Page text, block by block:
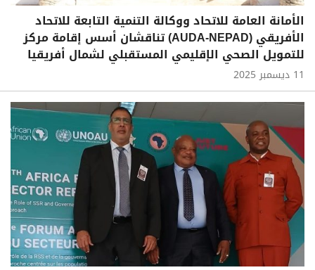
الأمانة العامة للاتحاد ووكالة التنمية التابعة للاتحاد
الأفريقي (AUDA-NEPAD) تناقشان أسس إقامة مركز
للتمويل الصحي الإقليمي المستقبلي لشمال أفريقيا
11 ديسمبر 2025